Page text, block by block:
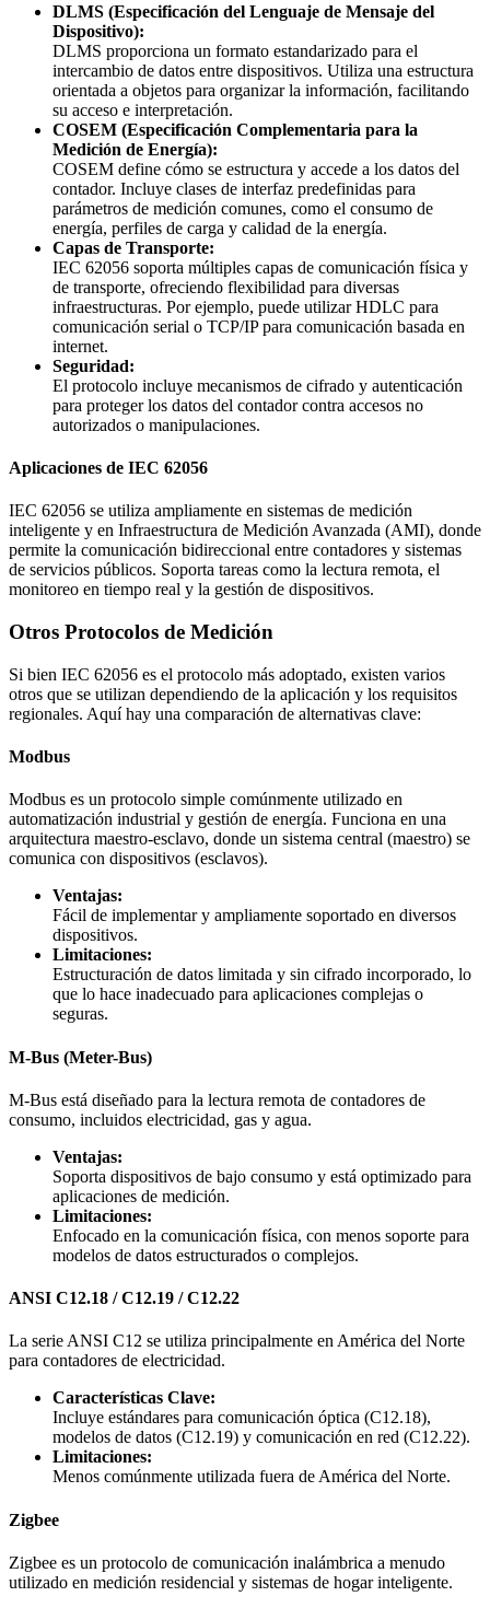
DLMS (Especificación del Lenguaje de Mensaje del
Dispositivo):
DLMS proporciona un formato estandarizado para el
intercambio de datos entre dispositivos. Utiliza una estructura
orientada a objetos para organizar la información, facilitando
su acceso e interpretación.
COSEM (Especificación Complementaria para la
Medición de Energía):
COSEM define cómo se estructura y accede a los datos del
contador. Incluye clases de interfaz predefinidas para
parámetros de medición comunes, como el consumo de
energía, perfiles de carga y calidad de la energía.
Capas de Transporte:
IEC 62056 soporta múltiples capas de comunicación física y
de transporte, ofreciendo flexibilidad para diversas
infraestructuras. Por ejemplo, puede utilizar HDLC para
comunicación serial o TCP/IP para comunicación basada en
internet.
Seguridad:
El protocolo incluye mecanismos de cifrado y autenticación
para proteger los datos del contador contra accesos no
autorizados o manipulaciones.
Aplicaciones de IEC 62056
IEC 62056 se utiliza ampliamente en sistemas de medición
inteligente y en Infraestructura de Medición Avanzada (AMI), donde
permite la comunicación bidireccional entre contadores y sistemas
de servicios públicos. Soporta tareas como la lectura remota, el
monitoreo en tiempo real y la gestión de dispositivos.
Otros Protocolos de Medición
Si bien IEC 62056 es el protocolo más adoptado, existen varios
otros que se utilizan dependiendo de la aplicación y los requisitos
regionales. Aquí hay una comparación de alternativas clave:
Modbus
Modbus es un protocolo simple comúnmente utilizado en
automatización industrial y gestión de energía. Funciona en una
arquitectura maestro-esclavo, donde un sistema central (maestro) se
comunica con dispositivos (esclavos).
Ventajas:
Fácil de implementar y ampliamente soportado en diversos
dispositivos.
Limitaciones:
Estructuración de datos limitada y sin cifrado incorporado, lo
que lo hace inadecuado para aplicaciones complejas o
seguras.
M-Bus (Meter-Bus)
M-Bus está diseñado para la lectura remota de contadores de
consumo, incluidos electricidad, gas y agua.
Ventajas:
Soporta dispositivos de bajo consumo y está optimizado para
aplicaciones de medición.
Limitaciones:
Enfocado en la comunicación física, con menos soporte para
modelos de datos estructurados o complejos.
ANSI C12.18 / C12.19 / C12.22
La serie ANSI C12 se utiliza principalmente en América del Norte
para contadores de electricidad.
Características Clave:
Incluye estándares para comunicación óptica (C12.18),
modelos de datos (C12.19) y comunicación en red (C12.22).
Limitaciones:
Menos comúnmente utilizada fuera de América del Norte.
Zigbee
Zigbee es un protocolo de comunicación inalámbrica a menudo
utilizado en medición residencial y sistemas de hogar inteligente.